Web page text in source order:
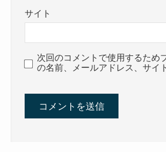
サイト
次回のコメントで使用するため
の名前、メールアドレス、サイ